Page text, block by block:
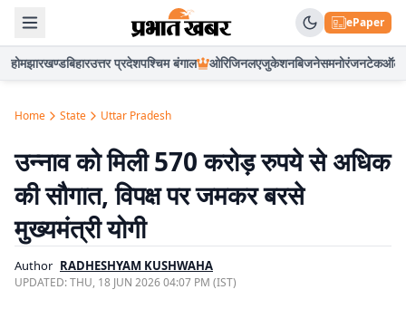
ePaper
होमझारखण्डबिहारउत्तर प्रदेशपश्चिम बंगाल ओरिजिनलएजुकेशनबिजनेसमनोरंजनटेकऑटो
Home State Uttar Pradesh
उन्नाव को मिली 570 करोड़ रुपये से अधिक
की सौगात, विपक्ष पर जमकर बरसे
मुख्यमंत्री योगी
Author RADHESHYAM KUSHWAHA
UPDATED:THU, 18 JUN 2026 04:07 PM (IST)